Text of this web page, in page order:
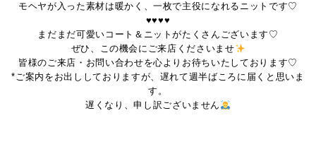
モヘヤが入った素材は暖かく、一枚で主役になれるニットです♡
♥♥♥♥
まだまだ可愛いコート＆ニットがたくさんございます♡
ぜひ、この機会にご来店くださいませ
皆様のご来店・お問い合わせを心よりお待ちいたしております♡
*ご案内をお出ししておりますが、遅れて週半ばころに届くと思いま
す。
遅くなり、申し訳ございません